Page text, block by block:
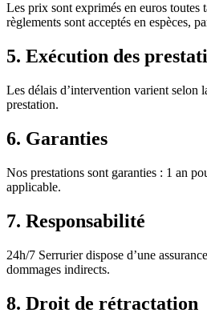
Les prix sont exprimés en euros toutes
règlements sont acceptés en espèces,
5. Exécution des
Les délais d’intervention varient selon
prestation.
6. Garanties
Nos prestations sont garanties : 1 an
applicable.
7. Responsabilité
24h/7 Serrurier dispose d’une
dommages indirects.
8. Droit de rétractation